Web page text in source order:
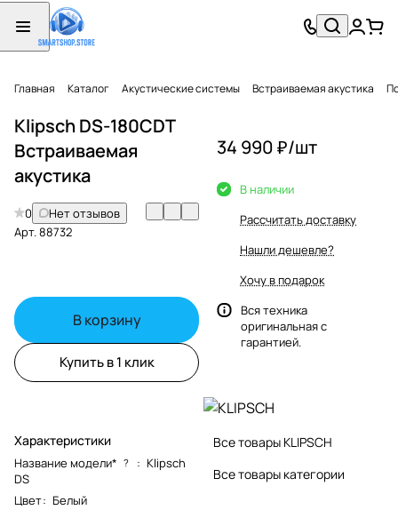
Главная Каталог Акустические системы Встраиваемая акустика
Klipsch DS-180CDT
Встраиваемая
акустика
0
Нет отзывов
Арт.88732
В корзину
Купить в 1 клик
Характеристики
Название модели* ? : Klipsch
DS
Цвет: Белый
34 990 ₽/шт
В наличии
Рассчитать доставку
Нашли дешевле?
Хочу в подарок
Вся техника
оригинальная с
гарантией.
Все товары KLIPSCH
Все товары категории